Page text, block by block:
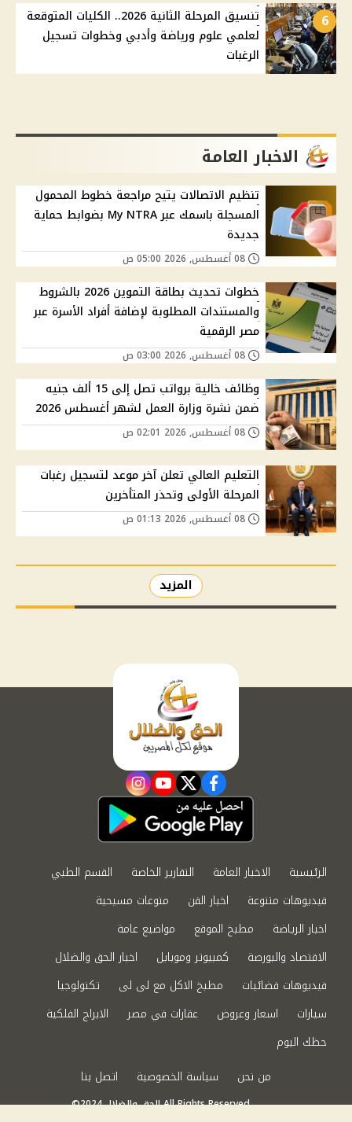
6
تنسيق المرحلة الثانية 2026.. الكليات المتوقعة
لعلمي علوم ورياضة وأدبي وخطوات تسجيل
الرغبات
الاخبار العامة
تنظيم الاتصالات يتيح مراجعة خطوط المحمول
المسجلة باسمك عبر My NTRA بضوابط حماية
جديدة
خطوات تحديث بطاقة التموين 2026 بالشروط
والمستندات المطلوبة لإضافة أفراد الأسرة عبر
مصر الرقمية
وظائف خالية برواتب تصل إلى 15 ألف جنيه
ضمن نشرة وزارة العمل لشهر أغسطس 2026
التعليم العالي تعلن آخر موعد لتسجيل رغبات
المرحلة الأولى وتحذر المتأخرين
المزيد
facebook
twitter
youtube
instagram
الرئيسية الاخبار العامة التقارير الخاصة
القسم الطبي
فيديوهات متنوعة
اخبار الفن
منوعات مسيحية
اخبار الرياضة
مطبخ الموقع
مواضيع عامة
الاقتصاد والبورصة
كمبيوتر وموبايل
اخبار الحق والضلال
فيديوهات فضائيات
مطبخ الاكل مع لى لى
تكنولوجيا
سيارات
اسعار وعروض عقارات في مصر
الابراج الفلكية
حظك اليوم
من نحن
سياسة الخصوصية اتصل بنا
©2024 الحق والضلال All Rights Reserved.